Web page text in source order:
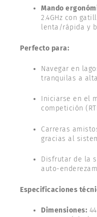
Mando
2.4GHz con
lenta/rápida y
Perfecto para:
Navegar en
tranquilas a
Iniciarse en el
competición
Carreras
gracias al
Disfrutar de la
auto-
Especificaciones
Dimensiones: